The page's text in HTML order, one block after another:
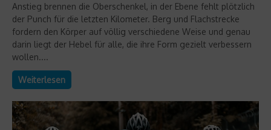
Anstieg brennen die Oberschenkel, in der Ebene fehlt plötzlich
der Punch für die letzten Kilometer. Berg und Flachstrecke
fordern den Körper auf völlig verschiedene Weise und genau
darin liegt der Hebel für alle, die ihre Form gezielt verbessern
wollen....
Weiterlesen